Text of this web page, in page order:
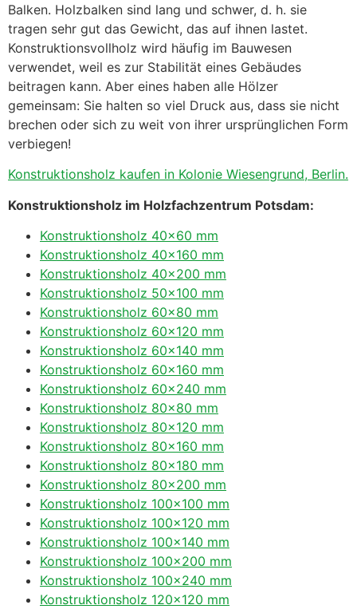
Balken. Holzbalken sind lang und schwer, d. h. sie
tragen sehr gut das Gewicht, das auf ihnen lastet.
Konstruktionsvollholz wird häufig im Bauwesen
verwendet, weil es zur Stabilität eines Gebäudes
beitragen kann. Aber eines haben alle Hölzer
gemeinsam: Sie halten so viel Druck aus, dass sie nicht
brechen oder sich zu weit von ihrer ursprünglichen Form
verbiegen!
Konstruktionsholz kaufen in Kolonie Wiesengrund, Berlin.
Konstruktionsholz im Holzfachzentrum Potsdam:
Konstruktionsholz 40×60 mm
Konstruktionsholz 40×160 mm
Konstruktionsholz 40×200 mm
Konstruktionsholz 50×100 mm
Konstruktionsholz 60×80 mm
Konstruktionsholz 60×120 mm
Konstruktionsholz 60×140 mm
Konstruktionsholz 60×160 mm
Konstruktionsholz 60×240 mm
Konstruktionsholz 80×80 mm
Konstruktionsholz 80×120 mm
Konstruktionsholz 80×160 mm
Konstruktionsholz 80×180 mm
Konstruktionsholz 80×200 mm
Konstruktionsholz 100×100 mm
Konstruktionsholz 100×120 mm
Konstruktionsholz 100×140 mm
Konstruktionsholz 100×200 mm
Konstruktionsholz 100×240 mm
Konstruktionsholz 120×120 mm